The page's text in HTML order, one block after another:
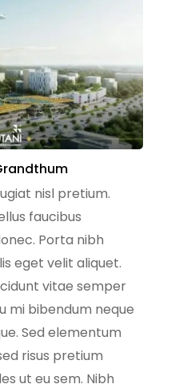
nisl pretium.
faucibus
Porta nibh
eget velit aliquet.
vitae semper
mi bibendum neque
Sed elementum
risus pretium
ut eu sem. Nibh